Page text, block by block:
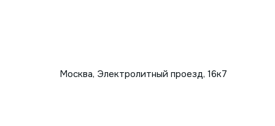
Москва, Электролитный проезд, 16к7